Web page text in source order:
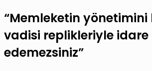
“Memleketin
vadisi replikleriyle idare
edemezsiniz”